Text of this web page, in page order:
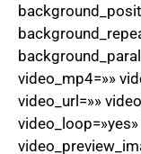
video_mp4=»»
video_url=»»